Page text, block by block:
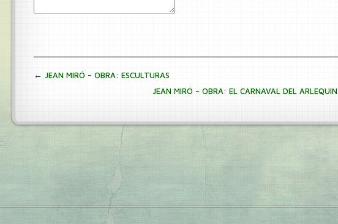
← JEAN MIRÓ – OBRA: ESCULTURAS
JEAN MIRÓ – OBRA: EL CARNAVAL DEL ARLEQUIN